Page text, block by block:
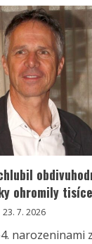
ohromily
23. 7. 2026
narozeninami